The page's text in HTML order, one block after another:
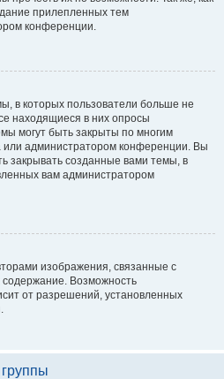
прилепленных тем
конференции.
в которых пользователи больше не
находящиеся в них опросы
могут быть закрыты по многим
администратором конференции. Вы
закрывать созданные вами темы, в
вам администратором
изображения, связанные с
Возможность
от разрешений, установленных